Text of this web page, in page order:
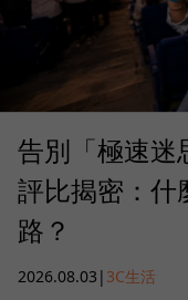
告別「極速
評比揭密：什
路？
2026.08.03 | 3C生活